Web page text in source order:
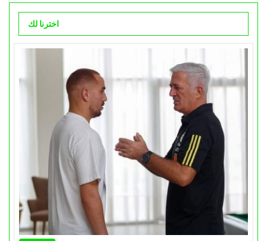
اخترنا لك